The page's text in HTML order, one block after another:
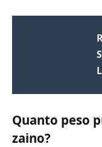
Quanto peso
zaino?